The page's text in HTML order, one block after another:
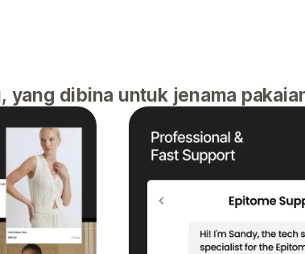
dibina untuk jenama